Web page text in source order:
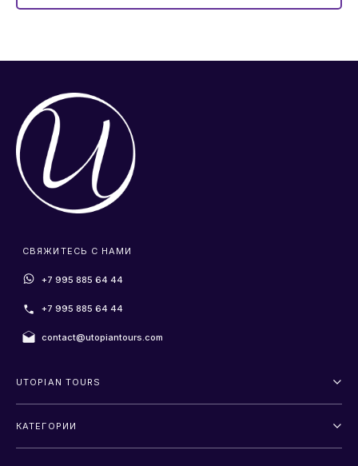
СВЯЖИТЕСЬ С НАМИ
+7 995 885 64 44
+7 995 885 64 44
contact@utopiantours.com
UTOPIAN TOURS
КАТЕГОРИИ